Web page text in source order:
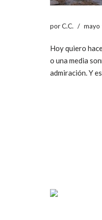
porC.C. mayo
Hoy quiero
o una media
admiración. Y